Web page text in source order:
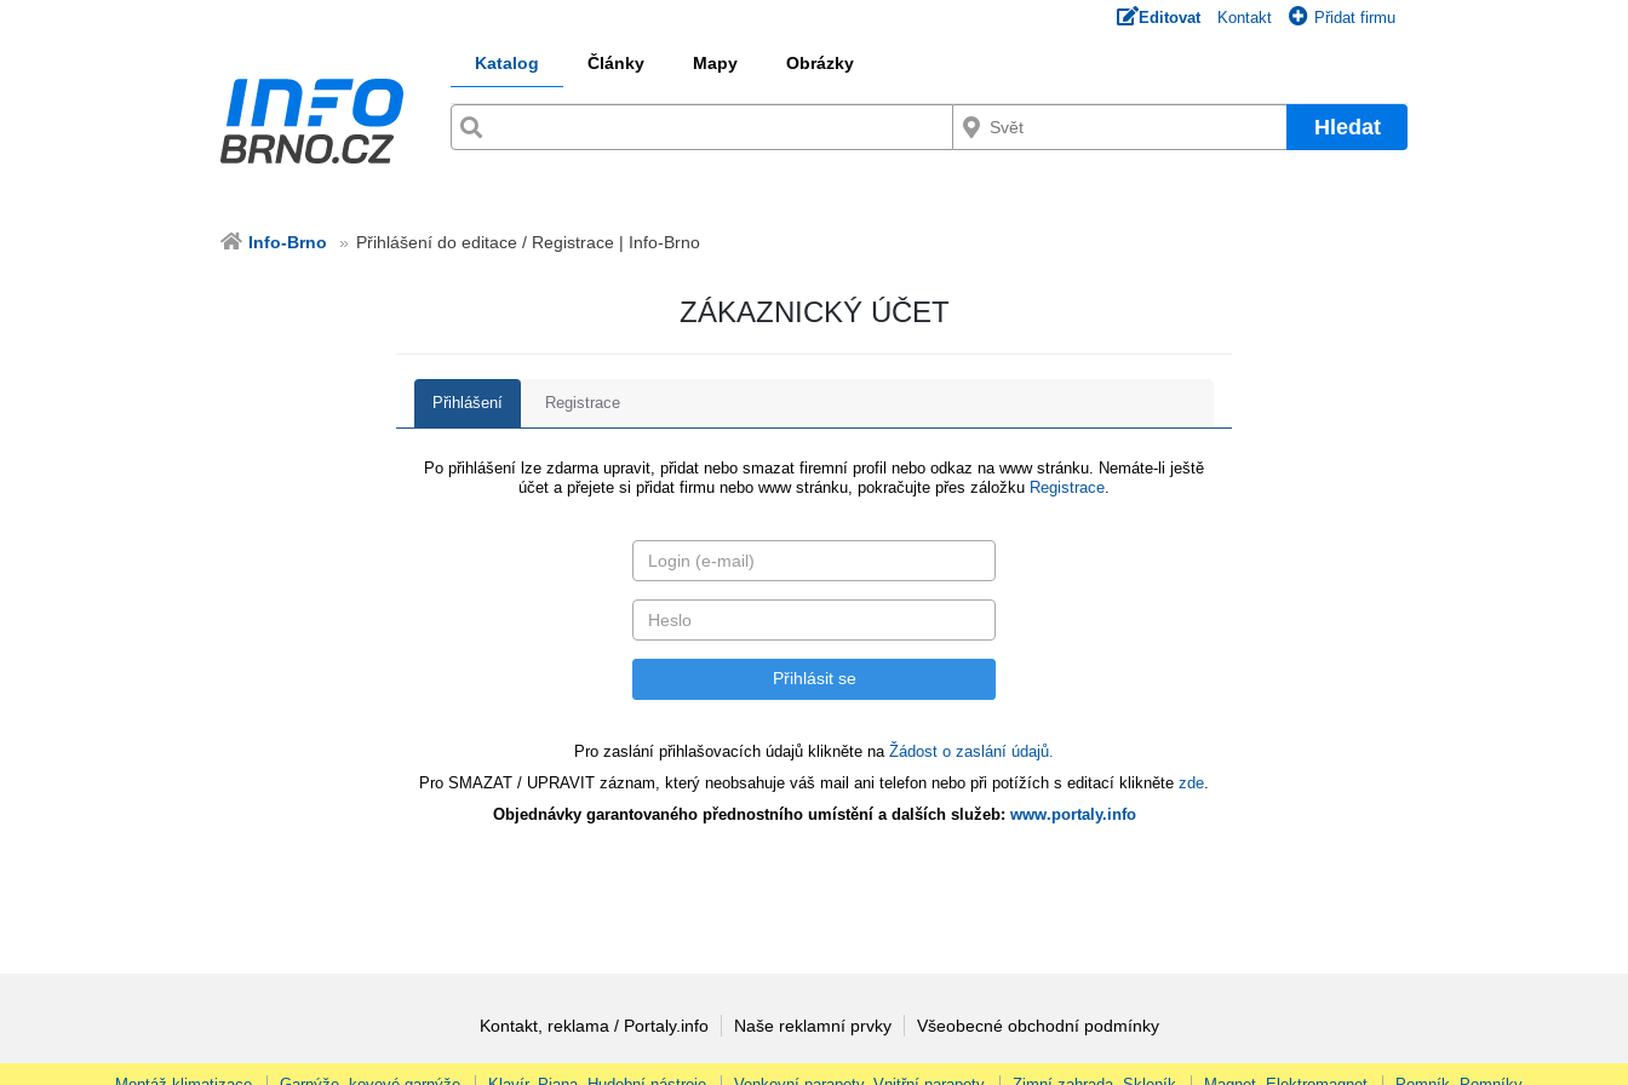
Editovat Kontakt Přidat firmu
Katalog Články Mapy Obrázky
Hledat
Info-Brno Přihlášení do editace / Registrace | Info-Brno
ZÁKAZNICKÝ ÚČET
Přihlášení Registrace
Po přihlášení lze zdarma upravit, přidat nebo smazat firemní profil nebo odkaz na www stránku. Nemáte-li ještě
účet a přejete si přidat firmu nebo www stránku, pokračujte přes záložku Registrace
Pro zaslání přihlašovacích údajů klikněte na Žádost o zaslání údajů.
Pro SMAZAT / UPRAVIT záznam, který neobsahuje váš mail ani telefon nebo při potížích s editací klikněte zde
Objednávky garantovaného přednostního umístění a dalších služeb: www.portaly.info
Kontakt, reklama / Portaly.info Naše reklamní prvky Všeobecné obchodní podmínky